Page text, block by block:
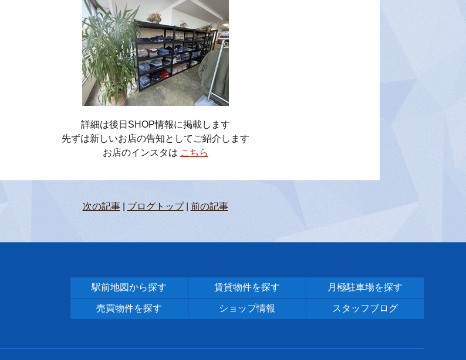
詳細は後日SHOP情報に掲載します
先ずは新しいお店の告知としてご紹介します
お店のインスタは こちら
次の記事| ブログトップ| 前の記事
駅前地図から探す 賃貸物件を探す 月極駐車場を探す
売買物件を探す ショップ情報 スタッフブログ